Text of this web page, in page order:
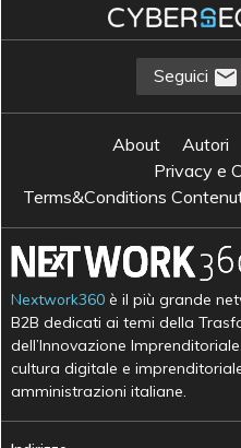
data analysis M
Seguici
About Autori
Privacy e
Terms&Conditions
Nextwork360 è il più grande
B2B dedicati ai temi della
dell’Innovazione
cultura digitale e
amministrazioni italiane.